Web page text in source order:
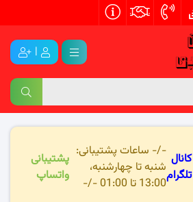
|
کانال
تلگرام
-/- ساعات پشتیبانی:
شنبه تا چهارشنبه،
13:00 تا 01:00 -/-
پشتیبانی
واتساپ